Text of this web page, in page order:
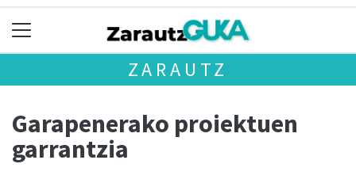
ZARAUTZ
Garapenerako proiektuen
garrantzia